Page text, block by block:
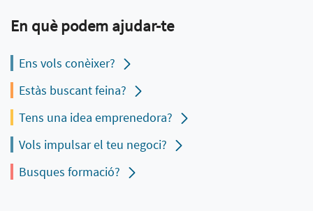
En què podem ajudar-te
Ens vols conèixer?
Estàs buscant feina?
Tens una idea emprenedora?
Vols impulsar el teu negoci?
Busques formació?